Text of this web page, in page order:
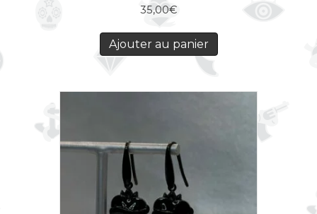
35,00€
Ajouter au panier